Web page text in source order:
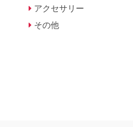
アクセサリー
その他